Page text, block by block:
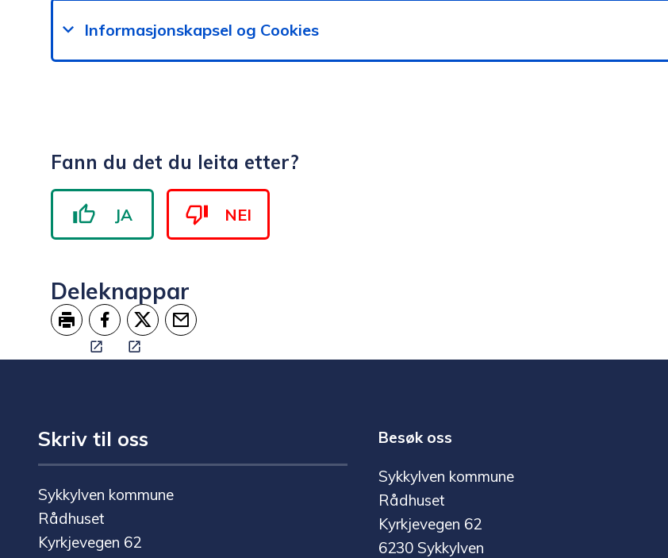
Informasjonskapsel og Cookies
Fann du det du leita etter?
JA NEI
Deleknappar
Skriv utDel på Facebook
Del på Twitter
Skriv til oss
Sykkylven kommune
Rådhuset
Kyrkjevegen 62
Besøk oss
Sykkylven kommune
Rådhuset
Kyrkjevegen 62
6230 Sykkylven